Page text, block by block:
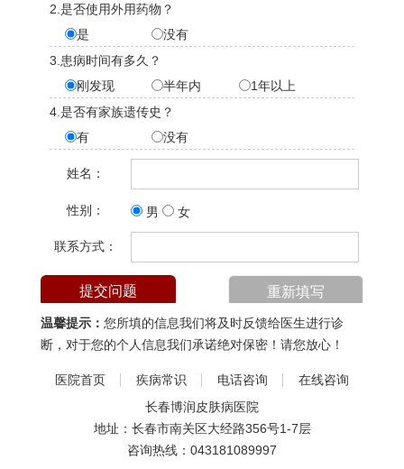
2.是否使用外用药物？
是
没有
3.患病时间有多久？
刚发现
半年内
1年以上
4.是否有家族遗传史？
有
没有
姓名：
性别： 男 女
联系方式：
温馨提示： 您所填的信息我们将及时反馈给医生进行诊
断，对于您的个人信息我们承诺绝对保密！请您放心！
医院首页 疾病常识 电话咨询
在线咨询
长春博润皮肤病医院
地址：长春市南关区大经路356号1-7层
咨询热线： 043181089997